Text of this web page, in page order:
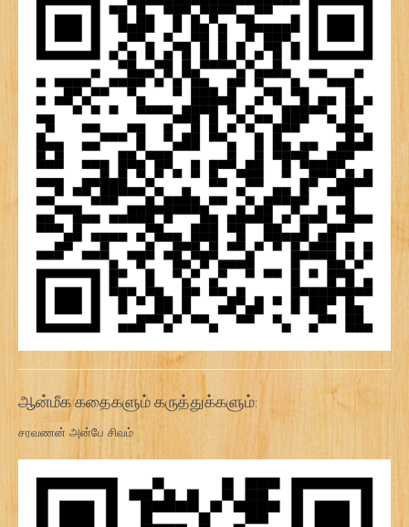
ஆன்மீக கதைகளும் கருத்துக்களும்:
சரவணன் அன்பே சிவம்